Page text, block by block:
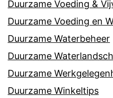
Duurzame Voeding &
Duurzame Voeding en
Duurzame Waterbeheer
Duurzame
Duurzame
Duurzame Winkeltips